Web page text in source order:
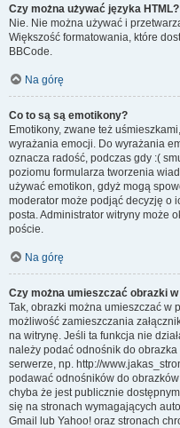
Czy można używać języka HTML?
Nie. Nie można używać i
Większość formatowania, które
BBCode.
Na górę
Co to są są emotikony?
Emotikony, zwane też
wyrażania emocji. Do wyrażania
oznacza radość, podczas gdy :(
poziomu formularza tworzenia
używać emotikon, gdyż mogą
moderator może podjąć decyzję o
posta. Administrator witryny może
poście.
Na górę
Czy można umieszczać obrazki
Tak, obrazki można umieszczać w
możliwość zamieszczania
na witrynę. Jeśli ta funkcja nie
należy podać odnośnik do
serwerze, np. http://
podawać odnośników do
chyba że jest publicznie
się na stronach wymagających
Gmail lub Yahoo! oraz stronach